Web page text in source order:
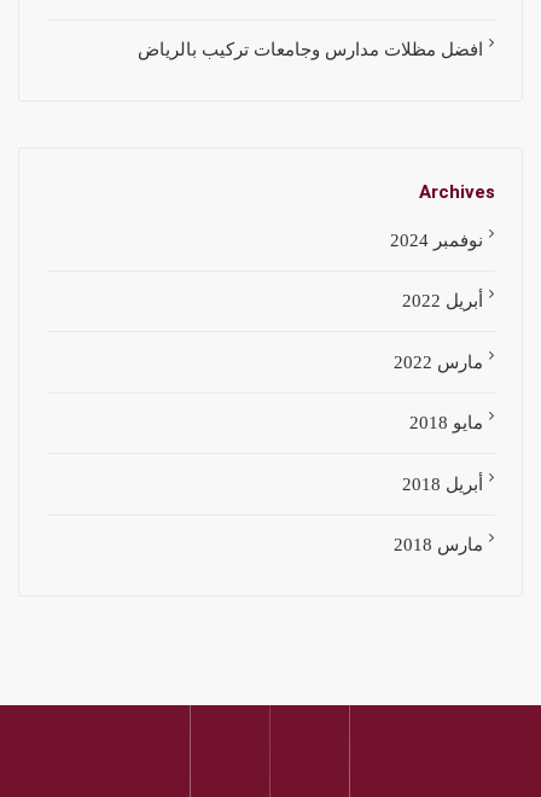
افضل مظلات مدارس وجامعات تركيب بالرياض
Archives
نوفمبر 2024
أبريل 2022
مارس 2022
مايو 2018
أبريل 2018
مارس 2018